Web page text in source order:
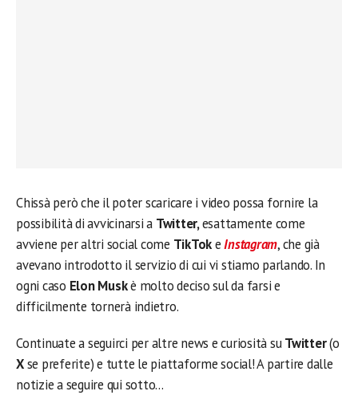
Chissà però che il poter scaricare i video possa fornire la
possibilità di avvicinarsi a Twitter,esattamente come
avviene per altri social come TikTokeInstagram, che già
avevano introdotto il servizio di cui vi stiamo parlando. In
ogni caso Elon Muskè molto deciso sul da farsi e
difficilmente tornerà indietro.
Continuate a seguirci per altre news e curiosità suTwitter(o
Xse preferite) e tutte le piattaforme social! A partire dalle
notizie a seguire qui sotto…